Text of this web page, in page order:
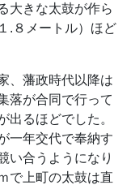
大きな太鼓が作ら
.８メートル）ほど
、藩政時代以降は
落が合同で行って
出るほどでした。
一年交代で奉納す
い合うようになり
で上町の太鼓は直